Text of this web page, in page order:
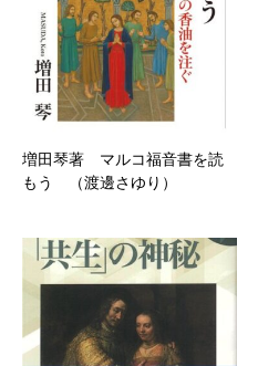
増田琴著 マルコ福音書を読
もう （渡邊さゆり）